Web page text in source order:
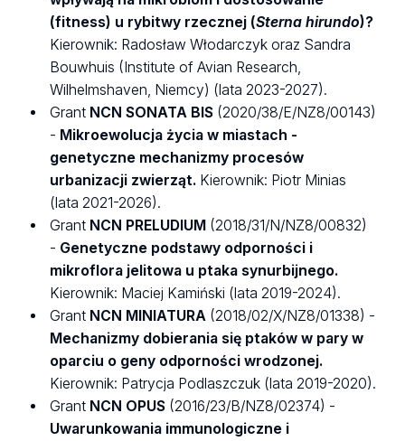
(fitness) u rybitwy rzecznej (Sterna hirundo)?
Kierownik: Radosław Włodarczyk oraz Sandra
Bouwhuis (Institute of Avian Research,
Wilhelmshaven, Niemcy) (lata 2023-2027).
Grant NCN SONATA BIS (2020/38/E/NZ8/00143)
- Mikroewolucja życia w miastach -
genetyczne mechanizmy procesów
urbanizacji zwierząt. Kierownik: Piotr Minias
(lata 2021-2026).
Grant NCN PRELUDIUM (2018/31/N/NZ8/00832)
- Genetyczne podstawy odporności i
mikroflora jelitowa u ptaka synurbijnego.
Kierownik: Maciej Kamiński (lata 2019-2024).
Grant NCN MINIATURA (2018/02/X/NZ8/01338) -
Mechanizmy dobierania się ptaków w pary w
oparciu o geny odpornościwrodzonej.
Kierownik: Patrycja Podlaszczuk (lata 2019-2020).
Grant NCN OPUS (2016/23/B/NZ8/02374) -
Uwarunkowania immunologiczne i